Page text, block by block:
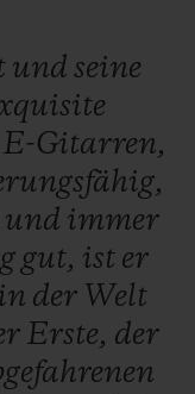
ist bis
Boutique
75001 Paris
und seine
E-Gitarren,
und immer
gut, ist er
der Welt
Erste, der
FINDEN